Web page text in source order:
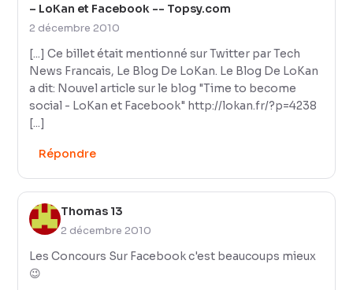
– LoKan et Facebook -- Topsy.com
2 décembre 2010
[...] Ce billet était mentionné sur Twitter par Tech
News Francais, Le Blog De LoKan. Le Blog De LoKan
a dit: Nouvel article sur le blog "Time to become
social - LoKan et Facebook" http://lokan.fr/?p=4238
[...]
Répondre
Thomas 13
2 décembre 2010
Les Concours Sur Facebook c'est beaucoups mieux
😉